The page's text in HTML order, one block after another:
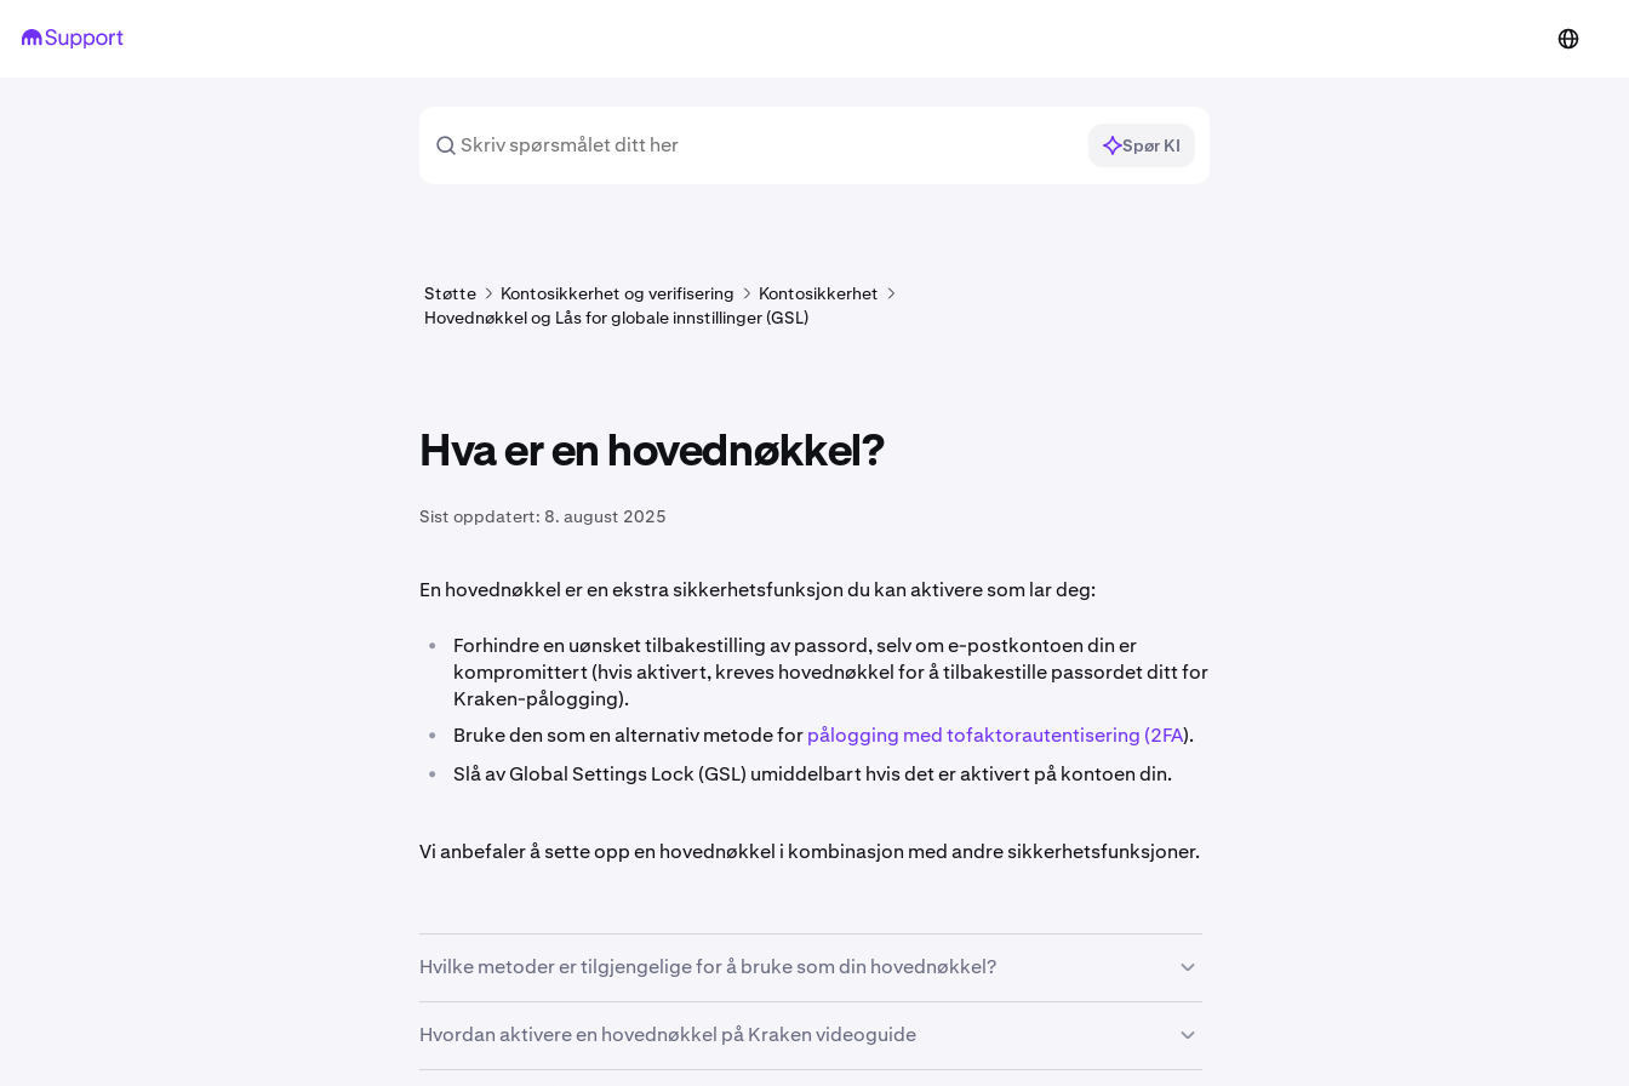
Spør KI
Støtte Kontosikkerhet og verifisering
Kontosikkerhet
Hovednøkkel og Lås for globale innstillinger (GSL)
Hva er en hovednøkkel?
Sist oppdatert: 8. august 2025
En hovednøkkel er en ekstra sikkerhetsfunksjon du kan aktivere som lar deg:
•
Forhindre en uønsket tilbakestilling av passord, selv om e-postkontoen din er
kompromittert (hvis aktivert, kreves hovednøkkel for å tilbakestille passordet ditt for
Kraken-pålogging).
• Bruke den som en alternativ metode forpålogging med tofaktorautentisering (2FA).
• Slå av Global Settings Lock (GSL) umiddelbart hvis det er aktivert på kontoen din.
Vi anbefaler å sette opp en hovednøkkel i kombinasjon med andre sikkerhetsfunksjoner.
Hvilke metoder er tilgjengelige for å bruke som din hovednøkkel?
•
Maskinvare-sikkerhetsnøkkel (anbefalt). For en hovednøkkel støtter Kraken
sikkerhetsnøkler som bruker FIDO2-protokoller.
Hvordan aktivere en hovednøkkel på Kraken videoguide